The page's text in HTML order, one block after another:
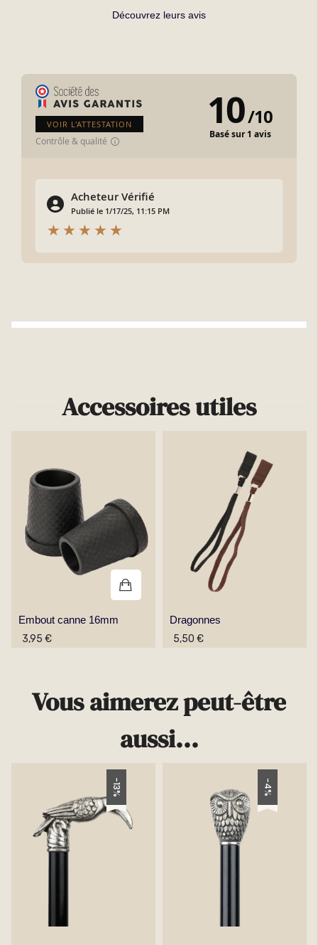
Découvrez leurs avis
VOIR L'ATTESTATION
Contrôle & qualité
10/10
Basé sur 1 avis
Acheteur Vérifié
Publié le 1/17/25, 11:15 PM
Accessoires utiles
Embout canne 16mm
3,95 €
Dragonnes
5,50 €
Vous aimerez peut-être
aussi...
-13% -4%